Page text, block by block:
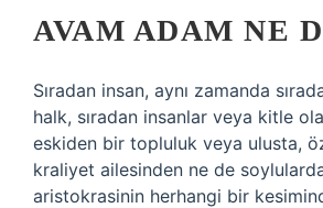
AVAM ADAM NE
Sıradan insan, aynı zamanda
halk, sıradan insanlar veya kitle
eskiden bir topluluk veya ulusta,
kraliyet ailesinden ne de
aristokrasinin herhangi bir